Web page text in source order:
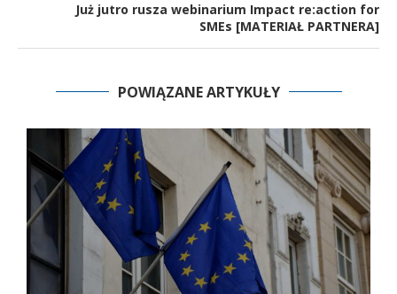
Już jutro rusza webinarium Impact re:action for
SMEs [MATERIAŁ PARTNERA]
POWIĄZANE ARTYKUŁY